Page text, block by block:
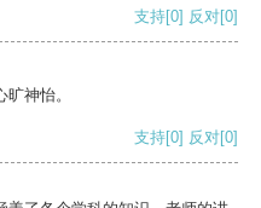
支持[0] 反对[0]
神怡。
支持[0] 反对[0]